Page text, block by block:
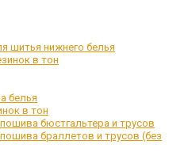
шитья нижнего белья
в тон
белья
в тон
бюстгальтера и трусов
браллетов и трусов (без